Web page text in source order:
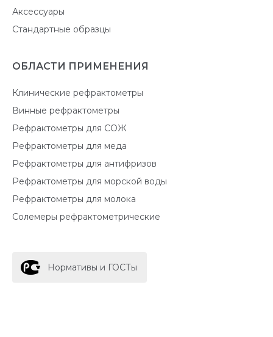
Аксессуары
Стандартные образцы
ОБЛАСТИ ПРИМЕНЕНИЯ
Клинические рефрактометры
Винные рефрактометры
Рефрактометры для СОЖ
Рефрактометры для меда
Рефрактометры для антифризов
Рефрактометры для морской воды
Рефрактометры для молока
Солемеры рефрактометрические
Нормативы и ГОСТы